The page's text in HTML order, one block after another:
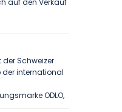
Schweizer
der international
ODLO,